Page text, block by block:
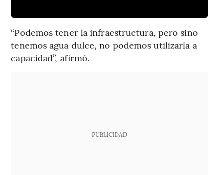
“Podemos tener la infraestructura, pero sino
tenemos agua dulce, no podemos utilizarla a
capacidad”, afirmó.
PUBLICIDAD